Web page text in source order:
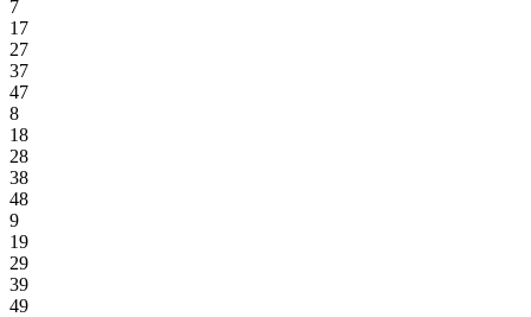
7
17
27
37
47
8
18
28
38
48
9
19
29
39
49